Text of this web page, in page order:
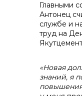
Главными
Антонец
службе и
труд на
«Новая
знаний, я